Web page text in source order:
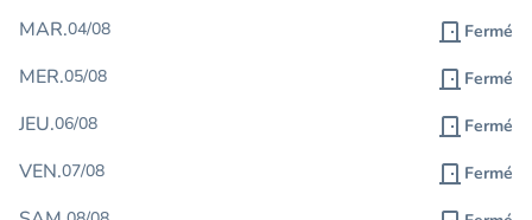
MAR.04/08 door_front Fermé
MER.05/08 door_front Fermé
JEU.06/08 door_front Fermé
VEN.07/08 door_front Fermé